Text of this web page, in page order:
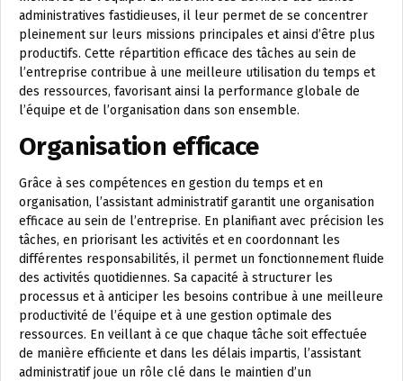
administratives fastidieuses, il leur permet de se concentrer
pleinement sur leurs missions principales et ainsi d’être plus
productifs. Cette répartition efficace des tâches au sein de
l’entreprise contribue à une meilleure utilisation du temps et
des ressources, favorisant ainsi la performance globale de
l’équipe et de l’organisation dans son ensemble.
Organisation efficace
Grâce à ses compétences en gestion du temps et en
organisation, l’assistant administratif garantit une organisation
efficace au sein de l’entreprise. En planifiant avec précision les
tâches, en priorisant les activités et en coordonnant les
différentes responsabilités, il permet un fonctionnement fluide
des activités quotidiennes. Sa capacité à structurer les
processus et à anticiper les besoins contribue à une meilleure
productivité de l’équipe et à une gestion optimale des
ressources. En veillant à ce que chaque tâche soit effectuée
de manière efficiente et dans les délais impartis, l’assistant
administratif joue un rôle clé dans le maintien d’un